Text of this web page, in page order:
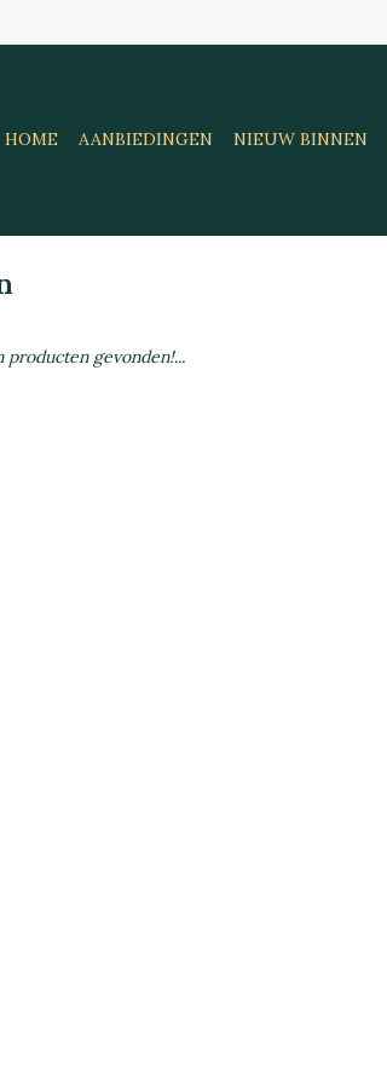
HOME AANBIEDINGEN NIEUW BINNEN
producten gevonden!...